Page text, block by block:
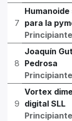
7 para la
Principiante
8
Joaquín
Pedrosa
Principiante
9
Vortex
digital SLL
Principiante